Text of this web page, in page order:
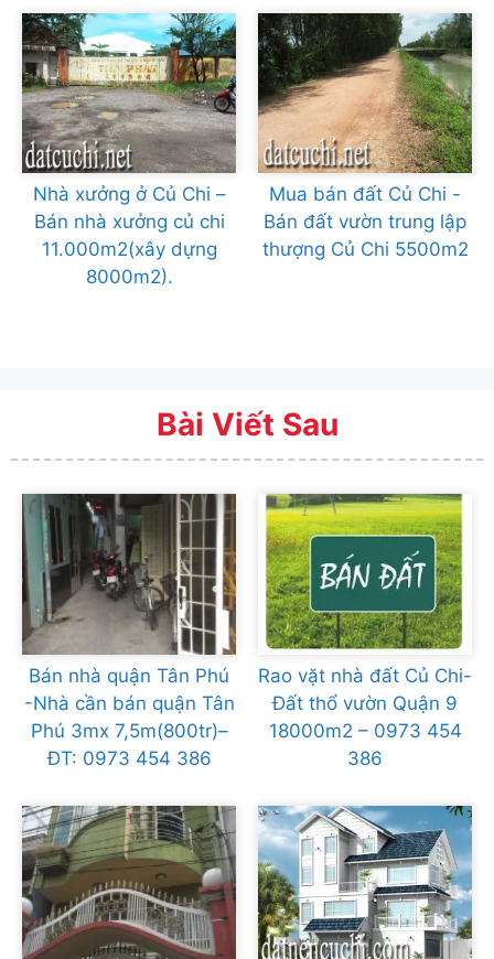
Nhà xưởng ở Củ Chi –
Bán nhà xưởng củ chi
11.000m2(xây dựng
8000m2).
Mua bán đất Củ Chi -
Bán đất vườn trung lập
thượng Củ Chi 5500m2
Bài Viết Sau
Bán nhà quận Tân Phú
-Nhà cần bán quận Tân
Phú 3mx 7,5m(800tr)–
ĐT: 0973 454 386
Rao vặt nhà đất Củ Chi-
Đất thổ vườn Quận 9
18000m2 – 0973 454
386